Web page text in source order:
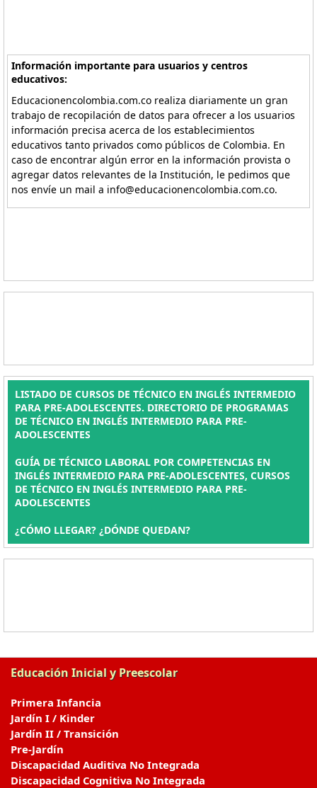
Información importante para usuarios y centros
educativos:
Educacionencolombia.com.co realiza diariamente un gran
trabajo de recopilación de datos para ofrecer a los usuarios
información precisa acerca de los establecimientos
educativos tanto privados como públicos de Colombia. En
caso de encontrar algún error en la información provista o
agregar datos relevantes de la Institución, le pedimos que
nos envíe un mail a info@educacionencolombia.com.co.
LISTADO DE CURSOS DE TÉCNICO EN INGLÉS INTERMEDIO
PARA PRE-ADOLESCENTES. DIRECTORIO DE PROGRAMAS
DE TÉCNICO EN INGLÉS INTERMEDIO PARA PRE-
ADOLESCENTES
GUÍA DE TÉCNICO LABORAL POR COMPETENCIAS EN
INGLÉS INTERMEDIO PARA PRE-ADOLESCENTES, CURSOS
DE TÉCNICO EN INGLÉS INTERMEDIO PARA PRE-
ADOLESCENTES
¿CÓMO LLEGAR? ¿DÓNDE QUEDAN?
Educación Inicial y Preescolar
Primera Infancia
Jardín I / Kinder
Jardín II / Transición
Pre-Jardín
Discapacidad Auditiva No Integrada
Discapacidad Cognitiva No Integrada